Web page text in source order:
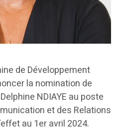
de Développement
la nomination de
NDIAYE au poste
et des Relations
au 1er avril 2024.